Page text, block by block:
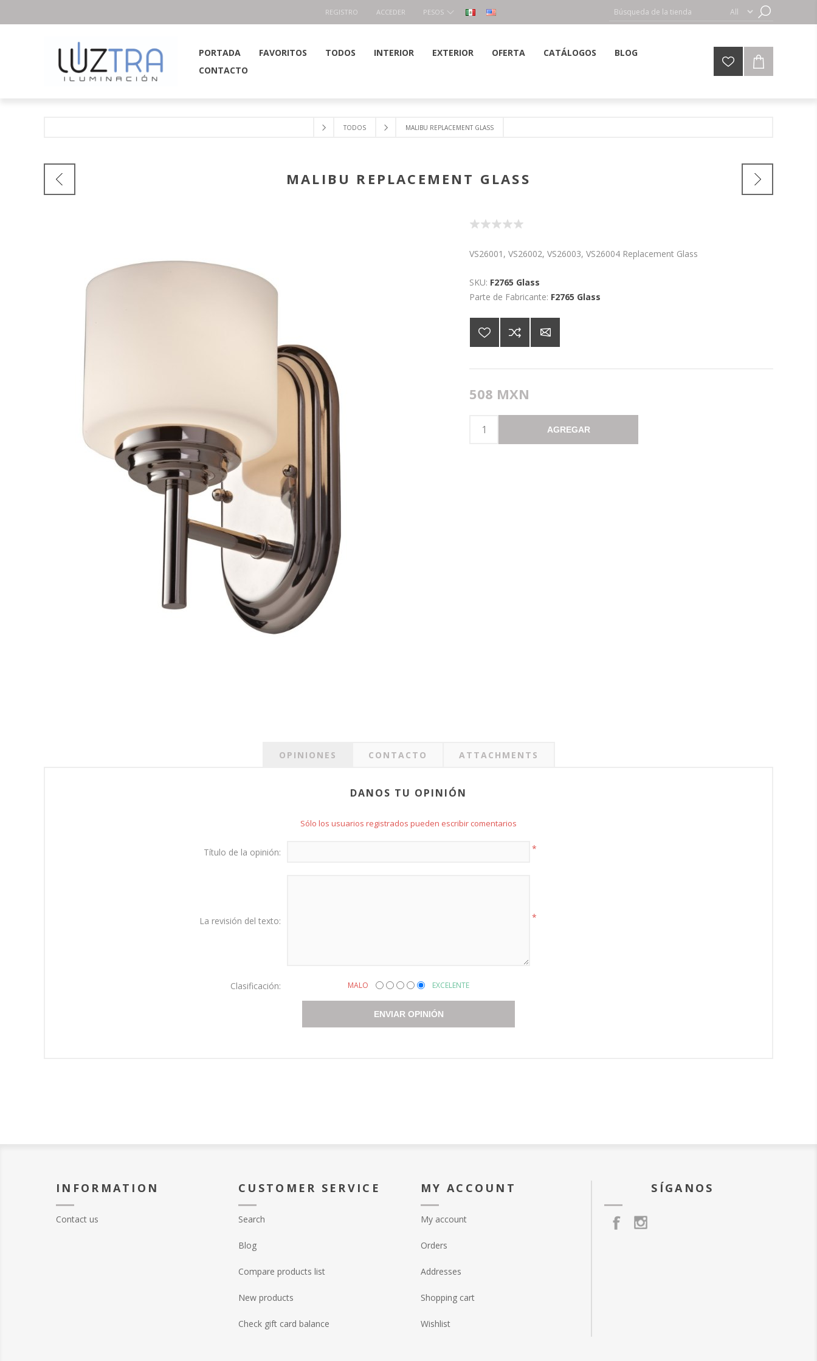
REGISTRO ACCEDER PESOS
PORTADA FAVORITOS TODOS INTERIOR EXTERIOR OFERTA CATÁLOGOS
BLOG
CONTACTO
TODOS MALIBU REPLACEMENT GLASS
MALIBU REPLACEMENT GLASS
VS26001, VS26002, VS26003, VS26004 Replacement Glass
SKU: F2765 Glass
Parte de Fabricante: F2765 Glass
508 MXN
AGREGAR
OPINIONES CONTACTO ATTACHMENTS
DANOS TU OPINIÓN
Sólo los usuarios registrados pueden escribir comentarios
Título de la opinión: *
La revisión del texto: *
Clasificación: MALO EXCELENTE
ENVIAR OPINIÓN
INFORMATION
Contact us
CUSTOMER SERVICE
Search
Blog
Compare products list
New products
Check gift card balance
MY ACCOUNT
My account
Orders
Addresses
Shopping cart
Wishlist
SÍGANOS